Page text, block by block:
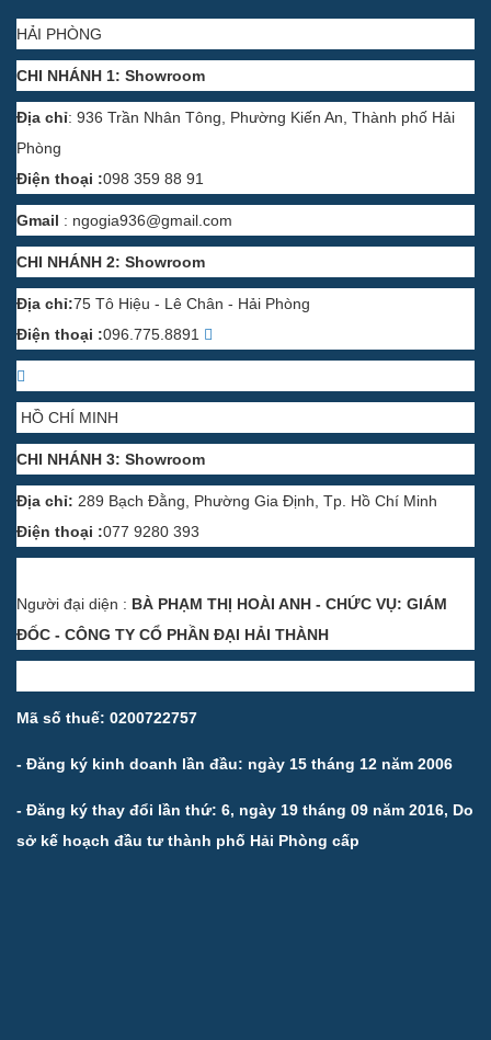
HẢI PHÒNG
CHI NHÁNH 1: Showroom
Địa chỉ: 936 Trần Nhân Tông, Phường Kiến An, Thành phố Hải
Phòng
Điện thoại :098 359 88 91
Gmail : ngogia936@gmail.com
CHI NHÁNH 2: Showroom
Địa chỉ:75 Tô Hiệu - Lê Chân - Hải Phòng
Điện thoại :096.775.8891
HỒ CHÍ MINH
CHI NHÁNH 3: Showroom
Địa chỉ: 289 Bạch Đằng, Phường Gia Định, Tp. Hồ Chí Minh
Điện thoại :077 9280 393
Người đại diện : BÀ PHẠM THỊ HOÀI ANH - CHỨC VỤ: GIÁM
ĐỐC - CÔNG TY CỔ PHẦN ĐẠI HẢI THÀNH
Mã số thuế: 0200722757
- Đăng ký kinh doanh lần đầu: ngày 15 tháng 12 năm 2006
- Đăng ký thay đổi lần thứ: 6, ngày 19 tháng 09 năm 2016, Do
sở kế hoạch đầu tư thành phố Hải Phòng cấp